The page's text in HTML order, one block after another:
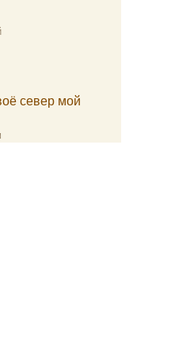
север мой